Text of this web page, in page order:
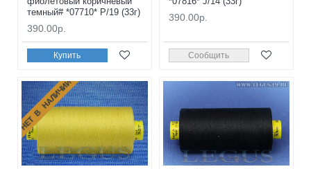
темный# *07710* P/19 (33г)
390.00р.
Купить
390.00р.
Сообщить
НЕТ В НАЛИЧИИ